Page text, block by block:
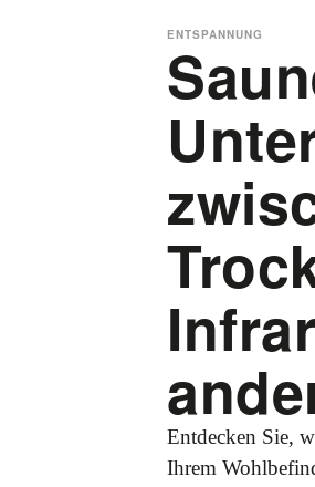
Entdecken Sie,
Ihrem
ENTSPANNUNG